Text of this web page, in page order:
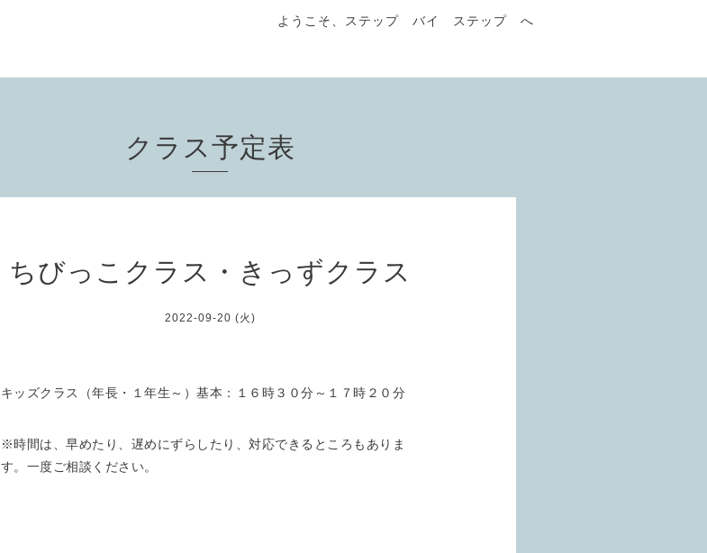
ようこそ、ステップ バイ ステップ へ
クラス予定表
ちびっこクラス・きっずクラス
2022-09-20 (火)
キッズクラス（年長・１年生～）基本：１６時３０分～１７時２０分
※時間は、早めたり、遅めにずらしたり、対応できるところもありま
す。一度ご相談ください。